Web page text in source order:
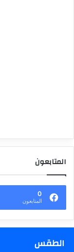
المتابعون
0
المتابعون
الطقس